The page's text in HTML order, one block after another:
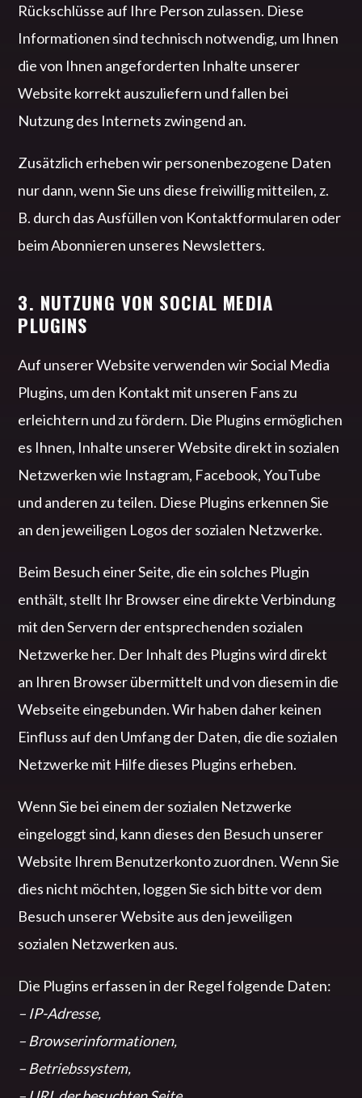
Rückschlüsse auf Ihre Person zulassen. Diese
Informationen sind technisch notwendig, um Ihnen
die von Ihnen angeforderten Inhalte unserer
Website korrekt auszuliefern und fallen bei
Nutzung des Internets zwingend an.
Zusätzlich erheben wir personenbezogene Daten
nur dann, wenn Sie uns diese freiwillig mitteilen, z.
B. durch das Ausfüllen von Kontaktformularen oder
beim Abonnieren unseres Newsletters.
3. NUTZUNG VON SOCIAL MEDIA
PLUGINS
Auf unserer Website verwenden wir Social Media
Plugins, um den Kontakt mit unseren Fans zu
erleichtern und zu fördern. Die Plugins ermöglichen
es Ihnen, Inhalte unserer Website direkt in sozialen
Netzwerken wie Instagram, Facebook, YouTube
und anderen zu teilen. Diese Plugins erkennen Sie
an den jeweiligen Logos der sozialen Netzwerke.
Beim Besuch einer Seite, die ein solches Plugin
enthält, stellt Ihr Browser eine direkte Verbindung
mit den Servern der entsprechenden sozialen
Netzwerke her. Der Inhalt des Plugins wird direkt
an Ihren Browser übermittelt und von diesem in die
Webseite eingebunden. Wir haben daher keinen
Einfluss auf den Umfang der Daten, die die sozialen
Netzwerke mit Hilfe dieses Plugins erheben.
Wenn Sie bei einem der sozialen Netzwerke
eingeloggt sind, kann dieses den Besuch unserer
Website Ihrem Benutzerkonto zuordnen. Wenn Sie
dies nicht möchten, loggen Sie sich bitte vor dem
Besuch unserer Website aus den jeweiligen
sozialen Netzwerken aus.
Die Plugins erfassen in der Regel folgende Daten:
– IP-Adresse,
– Browserinformationen,
– Betriebssystem,